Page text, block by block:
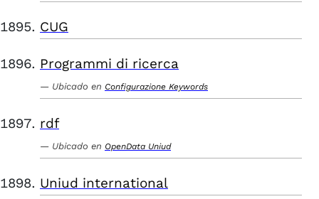
CUG
Programmi di ricerca
Ubicado en Configurazione Keywords
rdf
Ubicado en OpenData Uniud
Uniud international